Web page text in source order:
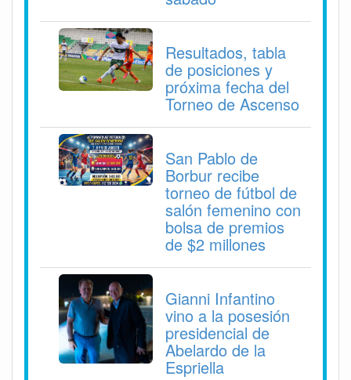
Resultados, tabla
de posiciones y
próxima fecha del
Torneo de Ascenso
San Pablo de
Borbur recibe
torneo de fútbol de
salón femenino con
bolsa de premios
de $2 millones
Gianni Infantino
vino a la posesión
presidencial de
Abelardo de la
Espriella